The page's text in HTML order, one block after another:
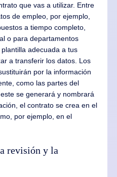
que vas a utilizar. Entre
de empleo, por ejemplo,
a tiempo completo,
o para departamentos
adecuada a tus
a transferir los datos. Los
por la información
como las partes del
se generará y nombrará
el contrato se crea en el
por ejemplo, en el
revisión y la